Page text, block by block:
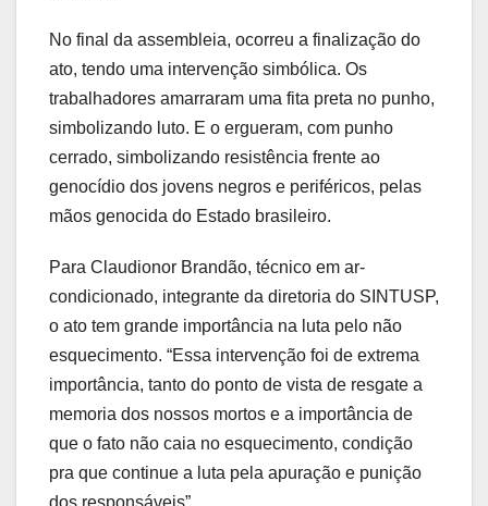
No final da assembleia, ocorreu a finalização do
ato, tendo uma intervenção simbólica. Os
trabalhadores amarraram uma fita preta no punho,
simbolizando luto. E o ergueram, com punho
cerrado, simbolizando resistência frente ao
genocídio dos jovens negros e periféricos, pelas
mãos genocida do Estado brasileiro.
Para Claudionor Brandão, técnico em ar-
condicionado, integrante da diretoria do SINTUSP,
o ato tem grande importância na luta pelo não
esquecimento. “Essa intervenção foi de extrema
importância, tanto do ponto de vista de resgate a
memoria dos nossos mortos e a importância de
que o fato não caia no esquecimento, condição
pra que continue a luta pela apuração e punição